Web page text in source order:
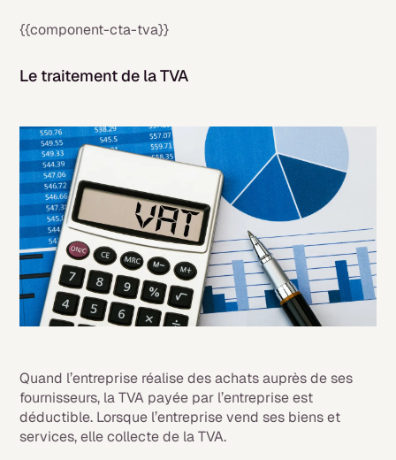
{{component-cta-tva}}
Le traitement de la TVA
Quand l’entreprise réalise des achats auprès de ses
fournisseurs, la TVA payée par l’entreprise est
déductible. Lorsque l’entreprise vend ses biens et
services, elle collecte de la TVA.